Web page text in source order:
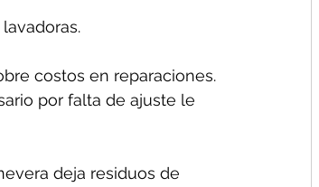
costos en reparaciones.
por falta de ajuste le
deja residuos de